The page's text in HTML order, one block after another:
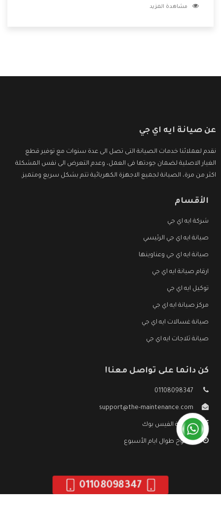
الشركة بها والتى تكون منها خدمة الصيانة التى تكون من أهم
مشاهدة المزيد
عن صيانة ايه اي جي
نقدم لعملائنا خدمات الصيانة التى تصل الى عدة سنوات مع توفير قطع
الغيار الاصلية لضمان جودتها فى العمل، وعدم التعرض الى نفس المشكلة
اكثر من مرة، الصيانة لجميع الاجهزة الكهربائية تتم بشكل سريع ومتميز.
الأقسام
شركة ايه اي جي
صيانة ايه اي جي الرئيسي
صيانة ايه اي جي وعناوينها
ارقام صيانة ايه اي جي
توكيل ايه اي جي
مركز صيانة ايه اي جي
صيانة غسالات ايه اي جي
صيانة ثلاجات ايه اي جي
كن دائما على تواصل معنا!
01108098347
support@the-maintenance.com
صفحة الفيس بوك
مفتوح طوال ايام الأسبوع
01108098347